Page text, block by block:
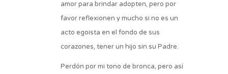
amor para brindar adopten, pero por
favor reflexionen y mucho si no es un
acto egoista en el fondo de sus
corazones, tener un hijo sin su Padre.
Perdón por mi tono de bronca, pero así